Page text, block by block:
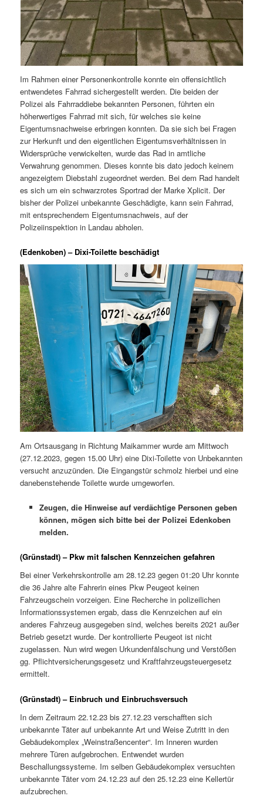
Im Rahmen einer Personenkontrolle konnte ein offensichtlich
entwendetes Fahrrad sichergestellt werden. Die beiden der
Polizei als Fahrraddiebe bekannten Personen, führten ein
höherwertiges Fahrrad mit sich, für welches sie keine
Eigentumsnachweise erbringen konnten. Da sie sich bei Fragen
zur Herkunft und den eigentlichen Eigentumsverhältnissen in
Widersprüche verwickelten, wurde das Rad in amtliche
Verwahrung genommen. Dieses konnte bis dato jedoch keinem
angezeigtem Diebstahl zugeordnet werden. Bei dem Rad handelt
es sich um ein schwarzrotes Sportrad der Marke Xplicit. Der
bisher der Polizei unbekannte Geschädigte, kann sein Fahrrad,
mit entsprechendem Eigentumsnachweis, auf der
Polizeiinspektion in Landau abholen.
(Edenkoben) – Dixi-Toilette beschädigt
Am Ortsausgang in Richtung Maikammer wurde am Mittwoch
(27.12.2023, gegen 15.00 Uhr) eine Dixi-Toilette von Unbekannten
versucht anzuzünden. Die Eingangstür schmolz hierbei und eine
danebenstehende Toilette wurde umgeworfen.
Zeugen, die Hinweise auf verdächtige Personen geben
können, mögen sich bitte bei der Polizei Edenkoben
melden.
(Grünstadt) – Pkw mit falschen Kennzeichen gefahren
Bei einer Verkehrskontrolle am 28.12.23 gegen 01:20 Uhr konnte
die 36 Jahre alte Fahrerin eines Pkw Peugeot keinen
Fahrzeugschein vorzeigen. Eine Recherche in polizeilichen
Informationssystemen ergab, dass die Kennzeichen auf ein
anderes Fahrzeug ausgegeben sind, welches bereits 2021 außer
Betrieb gesetzt wurde. Der kontrollierte Peugeot ist nicht
zugelassen. Nun wird wegen Urkundenfälschung und Verstößen
gg. Pflichtversicherungsgesetz und Kraftfahrzeugsteuergesetz
ermittelt.
(Grünstadt) – Einbruch und Einbruchsversuch
In dem Zeitraum 22.12.23 bis 27.12.23 verschafften sich
unbekannte Täter auf unbekannte Art und Weise Zutritt in den
Gebäudekomplex „Weinstraßencenter“. Im Inneren wurden
mehrere Türen aufgebrochen. Entwendet wurden
Beschallungssysteme. Im selben Gebäudekomplex versuchten
unbekannte Täter vom 24.12.23 auf den 25.12.23 eine Kellertür
aufzubrechen.